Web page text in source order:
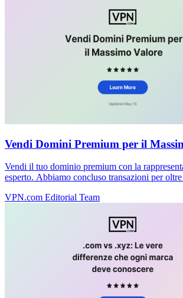
Vendi Domini Premium per il
Vendi il tuo dominio premium con la
esperto. Abbiamo concluso transazioni per
VPN.com Editorial Team